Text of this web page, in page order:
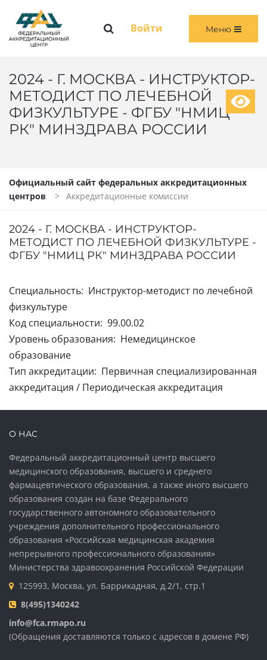
Войти Меню
2024 - Г. МОСКВА - ИНСТРУКТОР-
МЕТОДИСТ ПО ЛЕЧЕБНОЙ
ФИЗКУЛЬТУРЕ - ФГБУ "НМИЦ
РК" МИНЗДРАВА РОССИИ
Официальный сайт федеральных аккредитационных
центров
Аккредитационные комиссии
2024 - Г. МОСКВА - ИНСТРУКТОР-
МЕТОДИСТ ПО ЛЕЧЕБНОЙ ФИЗКУЛЬТУРЕ -
ФГБУ "НМИЦ РК" МИНЗДРАВА РОССИИ
Специальность: Инструктор-методист по лечебной
физкультуре
Код специальности: 99.00.02
Уровень образования: Немедицинское
образование
Тип аккредитации: Первичная специализированная
аккредитация / Периодическая аккредитация
О НАС
Федеральный аккредитационный центр высшего
медицинского образования, высшего и среднего
фармацевтического образования, а также иного высшего
образования создан на базе Федерального
государственного автономного образовательного
учреждения дополнительного профессионального
образования «Российская медицинская академия
непрерывного профессионального образования»
Министерства здравоохранения Российской Федерации
125993, Москва, ул. Баррикадная, д.2/1, стр.1
8(495)1340242
info@fca.rmapo.ru
(Обращения доставляются только с адресов в домене РФ)
ГЛАВНАЯ
ОБЩАЯ ИНФОРМАЦИЯ
ПЕРВИЧНАЯ И ПЕРВИЧНАЯ СПЕЦИАЛИЗИРОВАННАЯ АККРЕДИТАЦИЯ
ВОЙТИ